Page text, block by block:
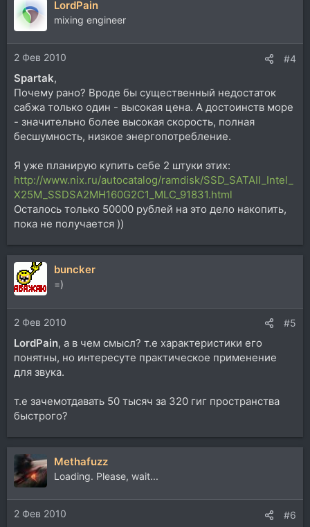
ц
и
и
:
LordPain
mixing engineer
2 Фев 2010 #4
Spartak,
Почему рано? Вроде бы существенный недостаток
сабжа только один - высокая цена. А достоинств море
- значительно более высокая скорость, полная
бесшумность, низкое энергопотребление.
Я уже планирую купить себе 2 штуки этих:
http://www.nix.ru/autocatalog/ramdisk/SSD_SATAII_Intel_
X25M_SSDSA2MH160G2C1_MLC_91831.html
Осталось только 50000 рублей на это дело накопить,
пока не получается ))
buncker
=)
2 Фев 2010 #5
LordPain, а в чем смысл? т.е характеристики его
понятны, но интересуте практическое применение
для звука.
т.е зачемотдавать 50 тысяч за 320 гиг пространства
быстрого?
Methafuzz
Loading. Please, wait...
2 Фев 2010 #6